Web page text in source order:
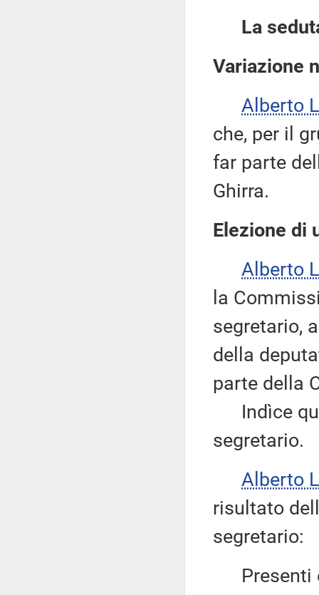
La
Variazione
Alberto
che, per il
far parte
Ghirra.
Elezione di
Alberto
la
segretario,
della
parte della
Indìce
segretario.
Alberto
risultato
segretario:
Presenti